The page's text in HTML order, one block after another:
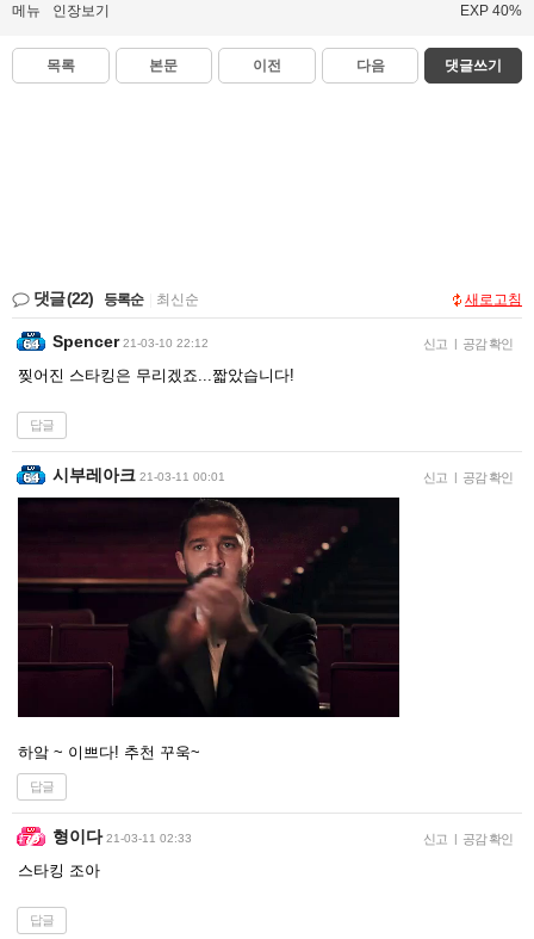
메뉴 인장보기 EXP 40%
목록 본문 이전 다음 댓글쓰기
댓글(22) 등록순 최신순 새로고침
Spencer 21-03-10 22:12 신고 공감 확인
찢어진 스타킹은 무리겠죠...짧았습니다!
답글
시부레아크 21-03-11 00:01 신고 공감 확인
하앜 ~ 이쁘다! 추천 꾸욱~
답글
형이다 21-03-11 02:33 신고 | 공감 확인
스타킹 조아
답글